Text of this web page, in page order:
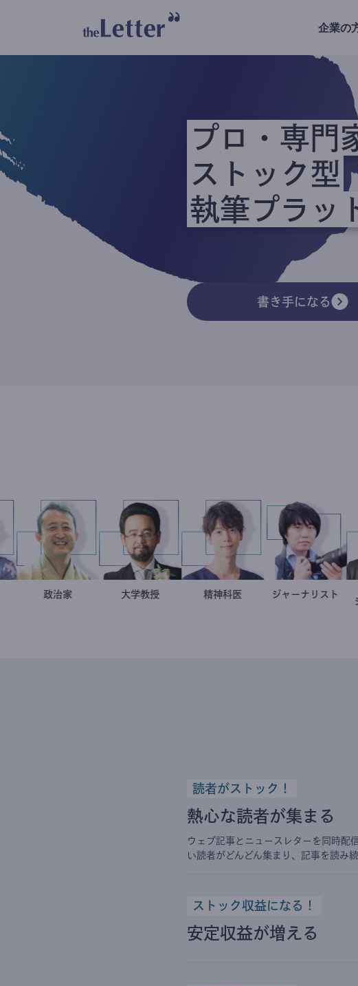
企業の
プロ・専門
ストック型
執筆プラッ
書き手になる
金谷一朗
大学教授 藤野智哉
精神科医 志葉玲
ジャーナリ
読者がストック！
熱心な読者が集まる
ウェブ記事とニュースレターを同時配
い読者がどんどん集まり、記事を読み
ストック収益になる！
安定収益が増える